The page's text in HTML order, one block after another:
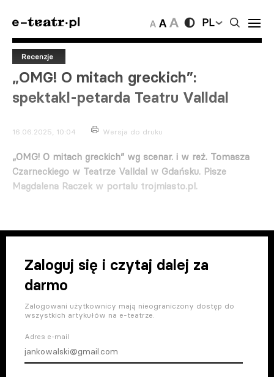
PL
Recenzje
„OMG! O mitach greckich”:
spektakl-petarda Teatru Valldal
16.06.2025, 10:04 Wersja do druku
„OMG! O mitach greckich” wg scenar. i w reż. Tomasza
Czarneckiego w Teatrze Valldal w Gdańsku. Pisze
Magdalena Raczek w portalu trojmiasto.pl.
Zaloguj się i czytaj dalej za
darmo
Zalogowani użytkownicy mają nieograniczony dostęp do
wszystkich artykułów na e-teatrze.
Adres e-mail